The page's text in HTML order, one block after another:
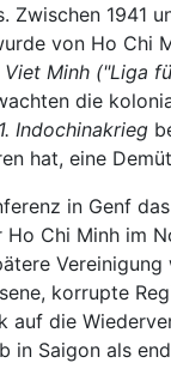
Zwischen 1941
von Ho
Viet Minh ("Liga
die
1. Indochinakrieg
hat, eine
in Genf
Chi Minh im
korrupte
die
in Saigon als